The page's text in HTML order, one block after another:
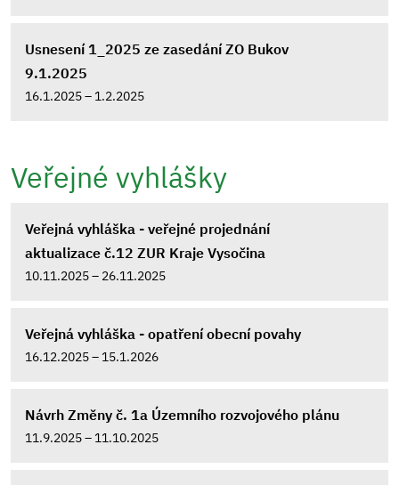
Usnesení 1_2025 ze zasedání ZO Bukov
9.1.2025
16.1.2025 – 1.2.2025
Veřejné vyhlášky
Veřejná vyhláška - veřejné projednání
aktualizace č.12 ZUR Kraje Vysočina
10.11.2025 – 26.11.2025
Veřejná vyhláška - opatření obecní povahy
16.12.2025 – 15.1.2026
Návrh Změny č. 1a Územního rozvojového plánu
11.9.2025 – 11.10.2025